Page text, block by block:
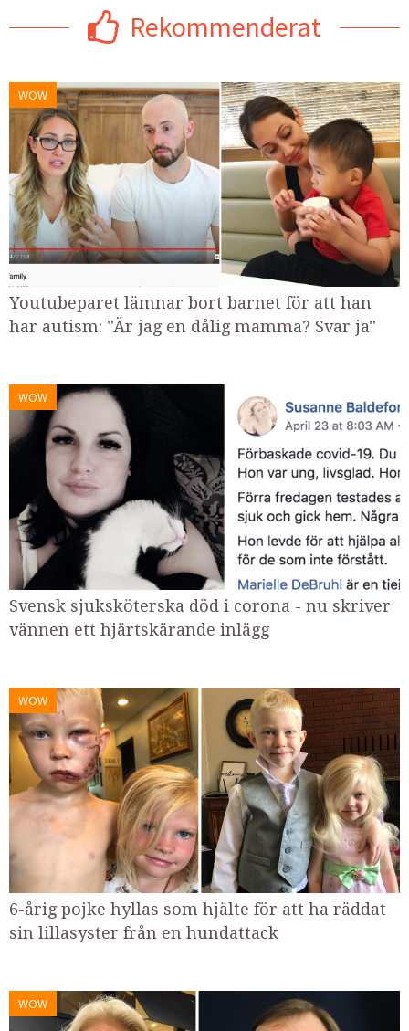
Rekommenderat
WOW
Youtubeparet lämnar bort barnet för att han
har autism: ''Är jag en dålig mamma? Svar ja''
WOW
Svensk sjuksköterska död i corona - nu skriver
vännen ett hjärtskärande inlägg
WOW
6-årig pojke hyllas som hjälte för att ha räddat
sin lillasyster från en hundattack
WOW